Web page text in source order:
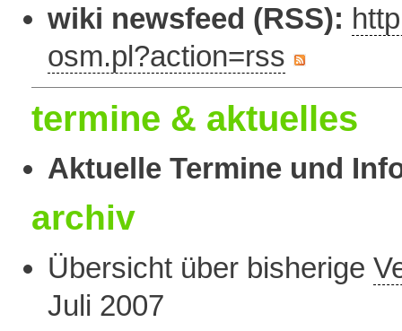
wiki newsfeed (RSS):
osm.pl?action=rss
termine & aktuelles
Aktuelle Termine und
archiv
Übersicht über bisherige
Juli 2007